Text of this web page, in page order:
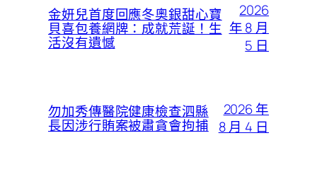
金妍兒首度回應冬奧銀甜心寶
貝喜包養網牌：成就荒誕！生
活沒有遺憾
2026
年 8 月
5 日
勿加秀傳醫院健康檢查泗縣
長因涉行賄案被肅貪會拘捕
2026 年
8 月 4 日